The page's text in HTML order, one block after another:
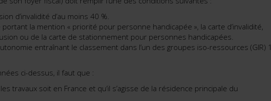
d’invalidité d’au moins 40 %.
la mention « priorité pour personne handicapée », la carte d’invalidité,
ou de la carte de stationnement pour personnes handicapées.
entraînant le classement dans l’un des groupes iso-ressources (GIR) 1
ci-dessus, il faut que :
travaux soit en France et qu’il s’agisse de la résidence principale du